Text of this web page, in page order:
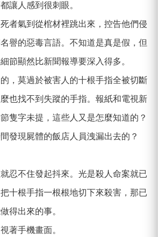
讓人感到很刺眼。
者氣到從棺材裡跳出來，控告他們侵
譽的惡毒言語。不知道是真是假，但
節顯然比新聞報導要深入得多。
，莫過於被害人的十根手指全被切斷
也找不到失蹤的手指。報紙和電視新
隻字未提，這些人又是怎麼知道的？
發現屍體的飯店人員洩漏出去的？
忍不住發起抖來。光是殺人命案就已
十根手指一根根地切下來殺害，那已
得出來的事。
著手機畫面。